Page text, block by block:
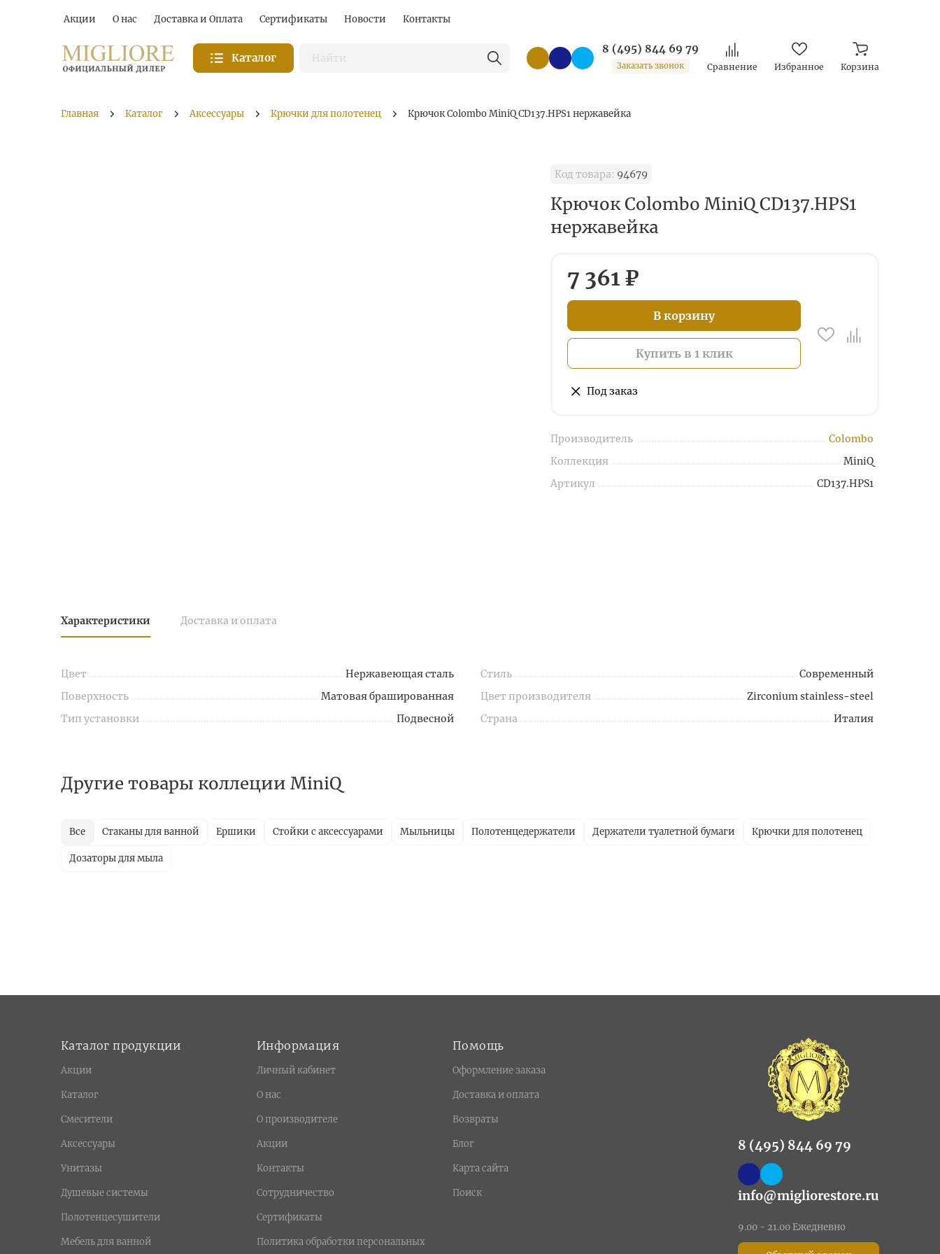
Акции О нас Доставка и Оплата Сертификаты Новости Контакты
Каталог
8 (495) 844 69 79
Заказать звонок Сравнение Избранное Корзина
Главная Каталог Аксессуары Крючки для полотенец Крючок Colombo MiniQ CD137.HPS1 нержавейка
Код товара: 94679
Крючок Colombo MiniQ CD137.HPS1
нержавейка
7 361 ₽
В корзину
Купить в 1 клик
Под заказ
Производитель
Colombo
Коллекция
MiniQ
Артикул
CD137.HPS1
Характеристики Доставка и оплата
Цвет
Нержавеющая сталь
Поверхность
Матовая брашированная
Тип установки
Подвесной
Стиль
Современный
Цвет производителя
Zirconium stainless-steel
Страна
Италия
Другие товары коллеции MiniQ
Все Стаканы для ванной Ершики Стойки с аксессуарами Мыльницы Полотенцедержатели Держатели туалетной бумаги Крючки для полотенец
Дозаторы для мыла
Каталог продукции
Акции
Каталог
Смесители
Аксессуары
Унитазы
Душевые системы
Полотенцесушители
Мебель для ванной
Информация
Личный кабинет
О нас
О производителе
Акции
Контакты
Сотрудничество
Сертификаты
Политика обработки персональных
Помощь
Оформление заказа
Доставка и оплата
Возвраты
Блог
Карта сайта
Поиск
8 (495) 844 69 79
info@migliorestore.ru
9.00 - 21.00 Ежедневно